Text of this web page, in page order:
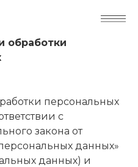
обработки
персональных
с
закона от
данных»
данных) и